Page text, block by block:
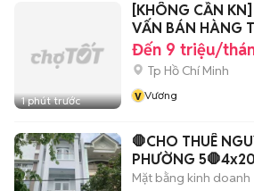
1 phút trước
[KHÔNG CẦN
VẤN BÁN HÀNG
Đến 9 triệu/
Tp Hồ Chí Minh
v Vương
🛑CHO THUÊ
PHƯỜNG
5WC
Mặt bằng kinh doanh